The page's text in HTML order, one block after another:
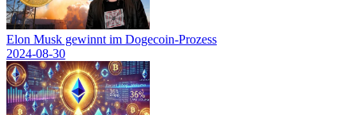
Elon Musk gewinnt im Dogecoin-Prozess
2024-08-30